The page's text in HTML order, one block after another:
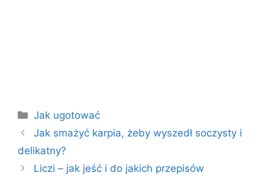
Kategorie
Jak ugotować
Jak smażyć karpia, żeby wyszedł soczysty i
delikatny?
Liczi – jak jeść i do jakich przepisów